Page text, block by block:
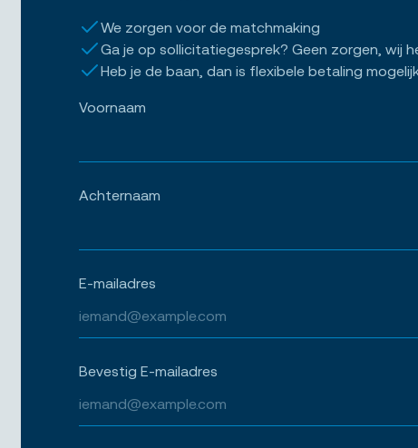
We zorgen voor de matchmaking
Ga je op sollicitatiegesprek? Geen zorgen, wij
Heb je de baan, dan is flexibele betaling
Voornaam
Achternaam
E-mailadres
Bevestig E-mailadres